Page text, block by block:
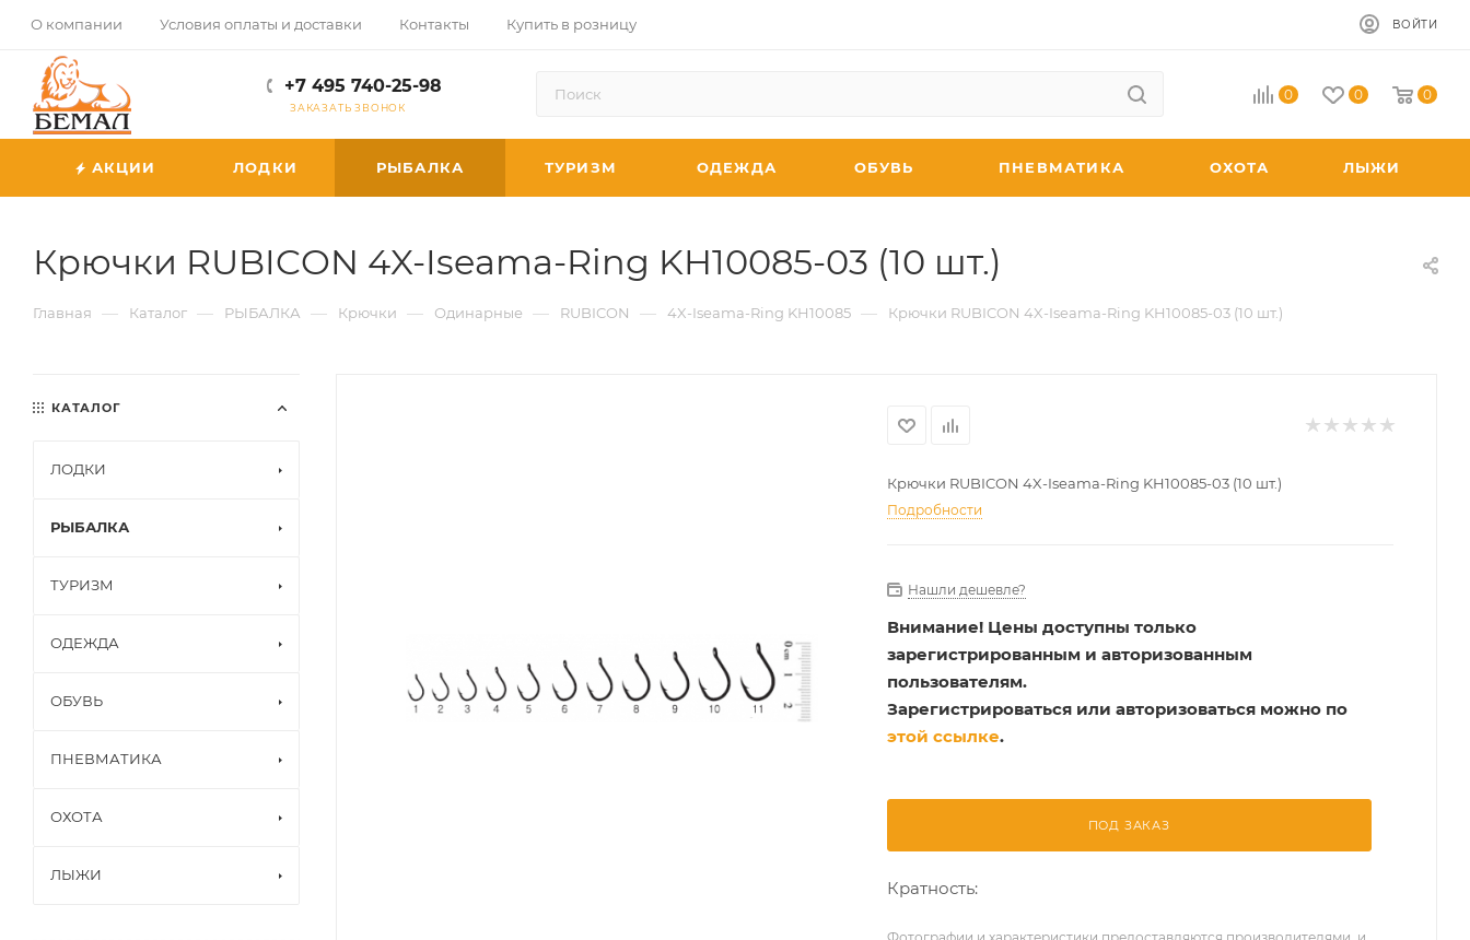
О компании Условия оплаты и доставки Контакты Купить в розницу ВОЙТИ
+7 495 740-25-98
ЗАКАЗАТЬ ЗВОНОК
0 0 0
АКЦИИ ЛОДКИ РЫБАЛКА ТУРИЗМ ОДЕЖДА ОБУВЬ ПНЕВМАТИКА ОХОТА ЛЫЖИ
Крючки RUBICON 4X-Iseama-Ring KH10085-03 (10 шт.)
Главная — Каталог — РЫБАЛКА — Крючки — Одинарные — RUBICON — 4X-Iseama-Ring KH10085 — Крючки RUBICON 4X-Iseama-Ring KH10085-03 (10 шт.)
Крючки RUBICON 4X-Iseama-Ring KH10085-03 (10 шт.)
Подробности
Нашли дешевле?
Внимание! Цены доступны только
зарегистрированным и авторизованным
пользователям.
Зарегистрироваться или авторизоваться можно по
этой ссылке.
ПОД ЗАКАЗ
Кратность:
КАТАЛОГ
ЛОДКИ
РЫБАЛКА
ТУРИЗМ
ОДЕЖДА
ОБУВЬ
ПНЕВМАТИКА
ОХОТА
ЛЫЖИ